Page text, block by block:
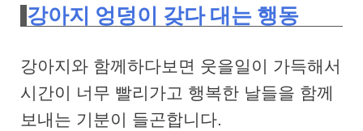
기강아지 엉덩이 갖다 대는 행동
강아지와 함께하다보면 웃을일이 가득해서
시간이 너무 빨리가고 행복한 날들을 함께
보내는 기분이 들곤합니다.